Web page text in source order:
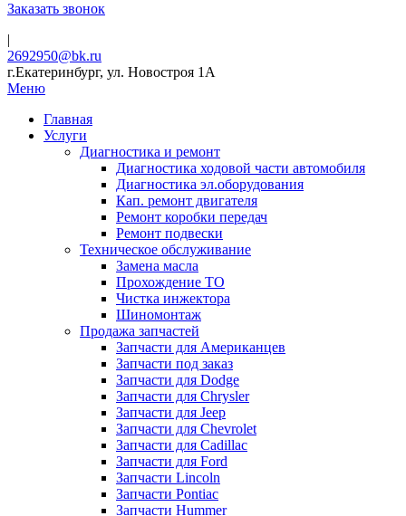
Заказать звонок
|
2692950@bk.ru
г.Екатеринбург, ул. Новостроя 1А
Меню
Главная
Услуги
Диагностика и ремонт
Диагностика ходовой части автомобиля
Диагностика эл.оборудования
Кап. ремонт двигателя
Ремонт коробки передач
Ремонт подвески
Техническое обслуживание
Замена масла
Прохождение ТО
Чистка инжектора
Шиномонтаж
Продажа запчастей
Запчасти для Американцев
Запчасти под заказ
Запчасти для Dodge
Запчасти для Chrysler
Запчасти для Jeep
Запчасти для Chevrolet
Запчасти для Cadillac
Запчасти для Ford
Запчасти Lincoln
Запчасти Pontiac
Запчасти Hummer